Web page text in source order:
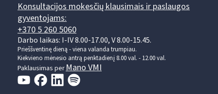
Konsultacijos mokesčių klausimais ir paslaugos
gyventojams:
+370 5 260 5060
Darbo laikas: I-IV 8.00-17.00, V 8.00-15.45.
Prieššventinę dieną - viena valanda trumpiau.
Kiekvieno mėnesio antrą penktadienį 8.00 val. - 12.00 val.
Paklausimas perMano VMI